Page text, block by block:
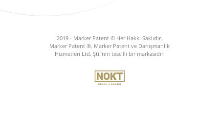
2019 - Marker Patent © Her Hakkı Saklıdır.
Marker Patent ®, Marker Patent ve Danışmanlık
Hizmetleri Ltd. Şti.’nin tescilli bir markasıdır.